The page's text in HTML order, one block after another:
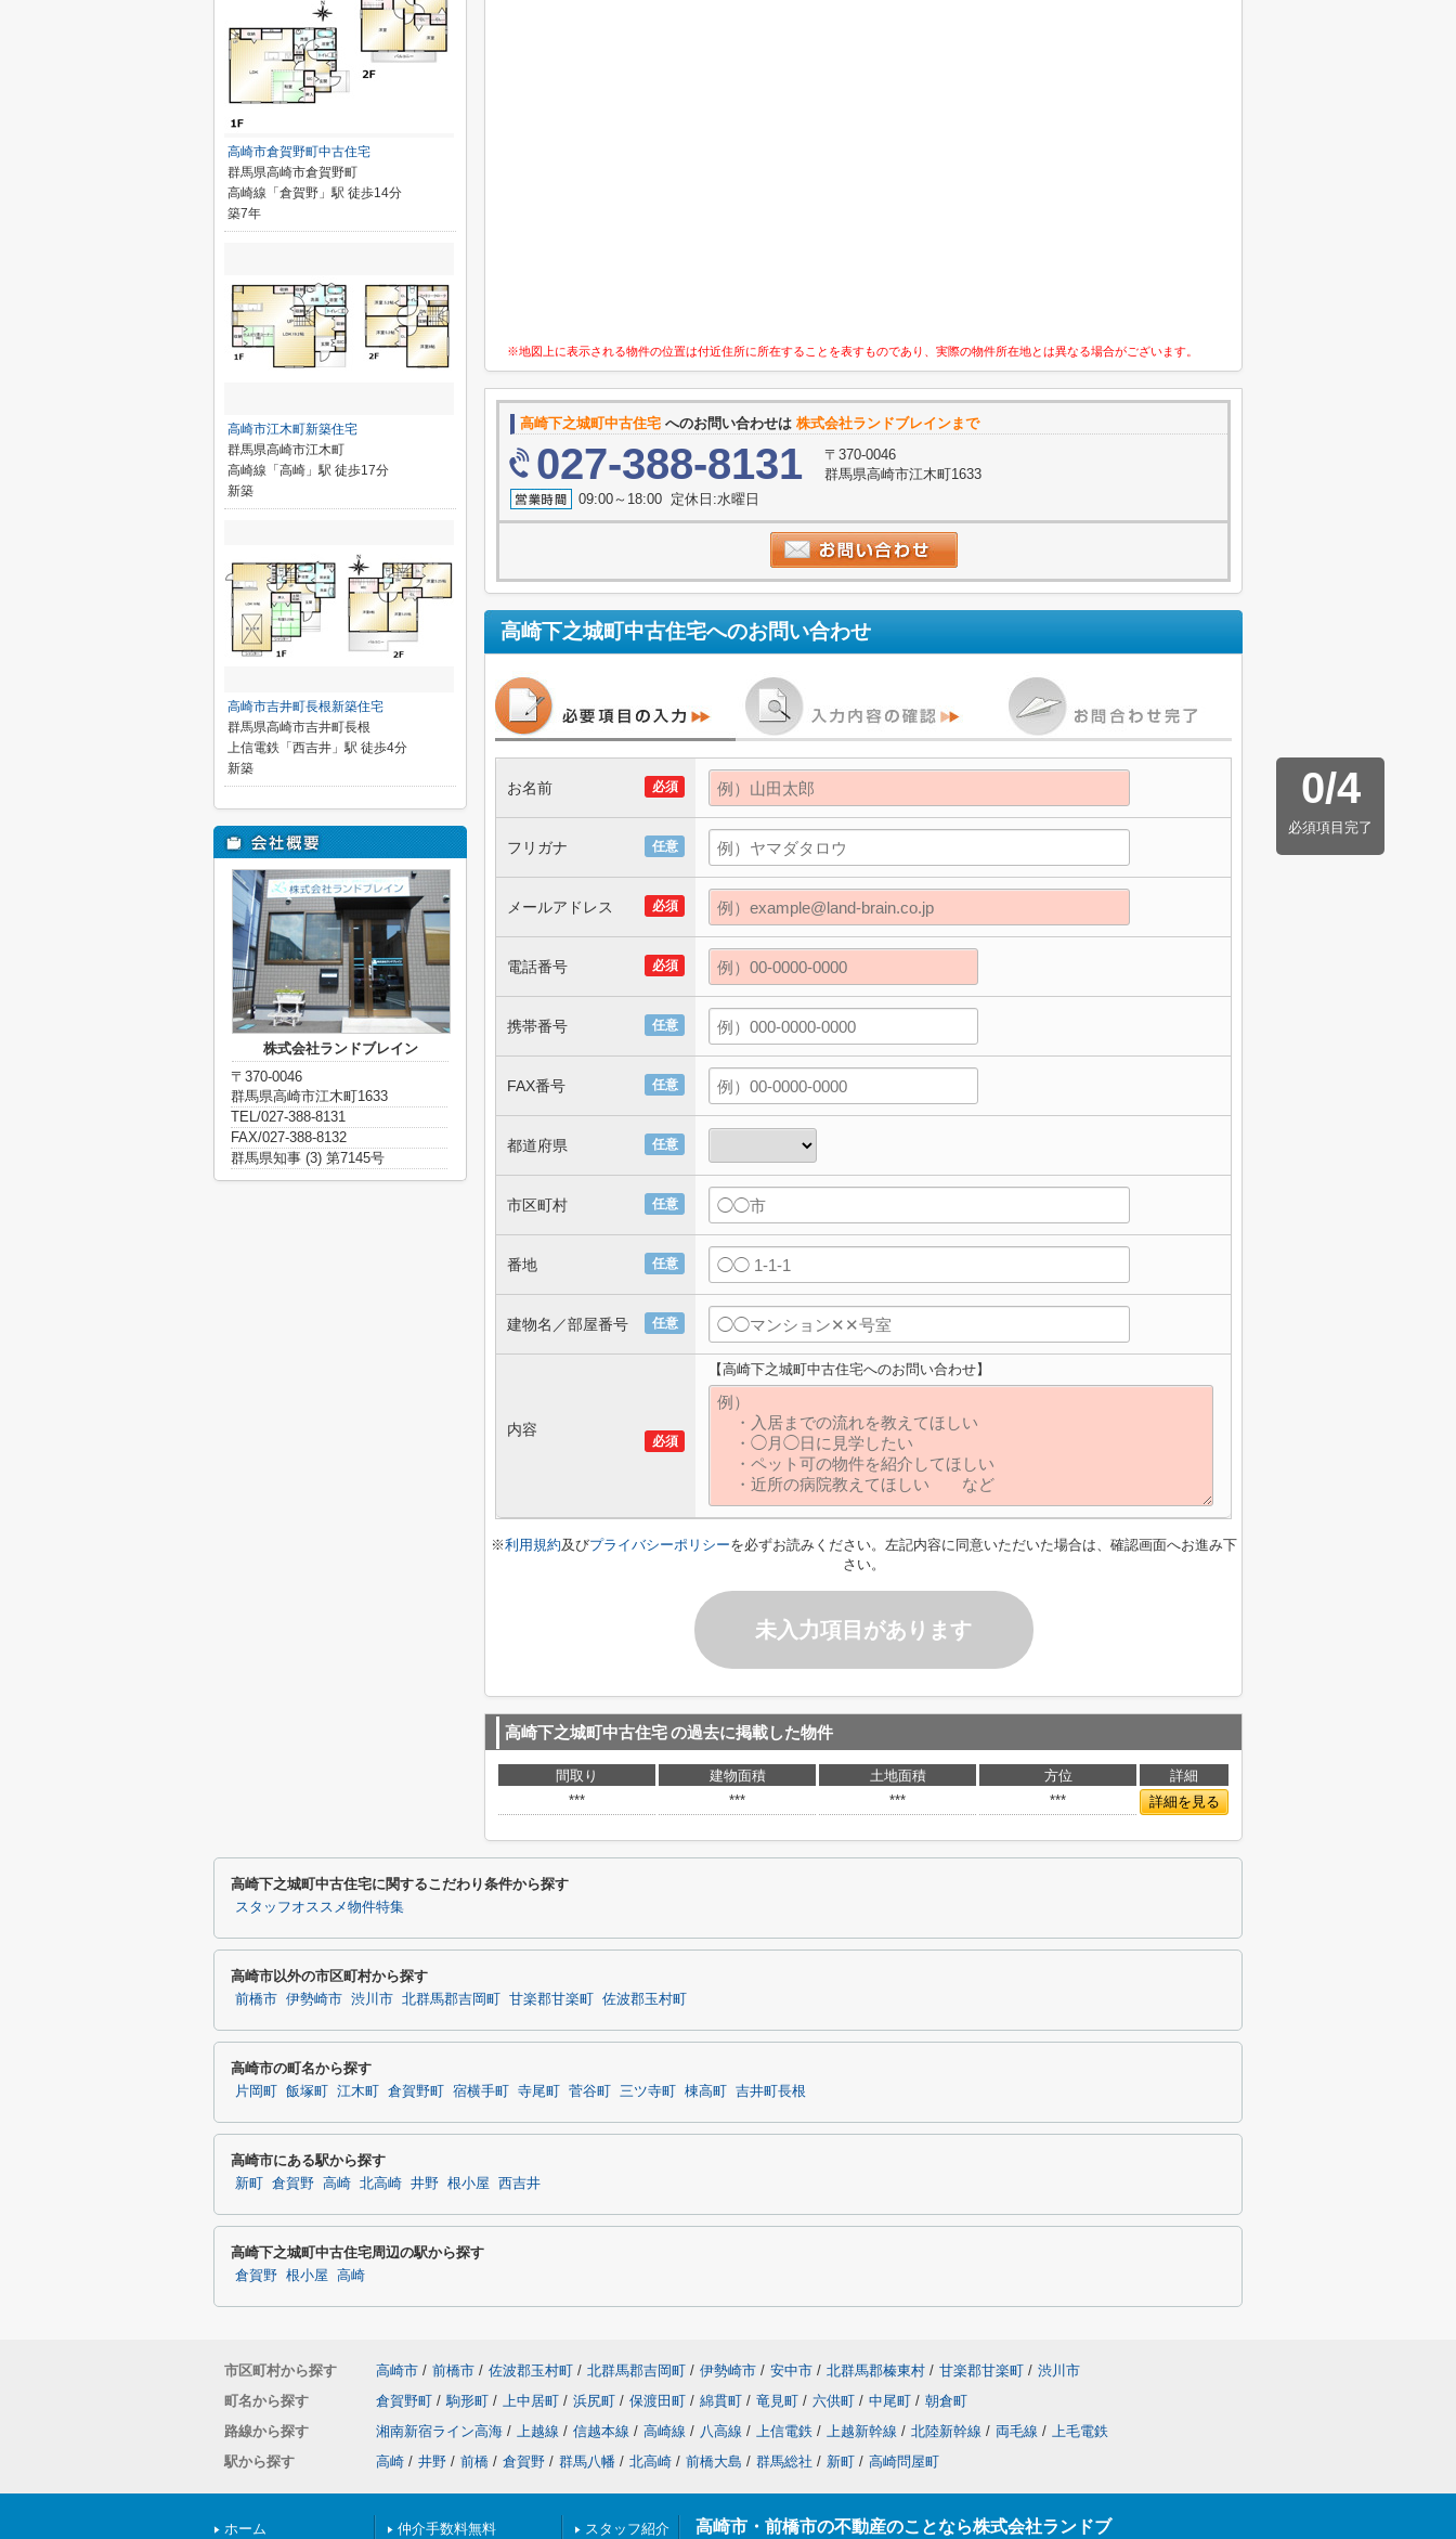
※地図上に表示される物件の位置は付近住所に所在することを表すものであり、実際の物件所在地とは異なる場合がございます。
高崎下之城町中古住宅 へのお問い合わせは 株式会社ランドブレインまで
027-388-8131
〒370-0046
群馬県高崎市江木町1633
09:00～18:00 定休日:水曜日
高崎下之城町中古住宅へのお問い合わせ
0/4
必須項目完了
必須
お名前
任意
フリガナ
必須
メールアドレス
必須
電話番号
任意
携帯番号
任意
FAX番号
任意
都道府県
任意
市区町村
任意
番地
任意
建物名／部屋番号
必須
内容
【高崎下之城町中古住宅へのお問い合わせ】
※利用規約及びプライバシーポリシーを必ずお読みください。左記内容に同意いただいた場合は、確認画面へお進み下
さい。
未入力項目があります
高崎下之城町中古住宅の過去に掲載した物件
間取り 建物面積 土地面積 方位
詳細
***
*** *** *** 詳細を見る
高崎市倉賀野町中古住宅
群馬県高崎市倉賀野町
高崎線「倉賀野」駅 徒歩14分
築7年
高崎市江木町新築住宅
群馬県高崎市江木町
高崎線「高崎」駅 徒歩17分
新築
高崎市吉井町長根新築住宅
群馬県高崎市吉井町長根
上信電鉄「西吉井」駅 徒歩4分
新築
株式会社ランドブレイン
〒370-0046
群馬県高崎市江木町1633
TEL/027-388-8131
FAX/027-388-8132
群馬県知事 (3) 第7145号
高崎下之城町中古住宅に関するこだわり条件から探す
スタッフオススメ物件特集
高崎市以外の市区町村から探す
前橋市 伊勢崎市 渋川市 北群馬郡吉岡町 甘楽郡甘楽町 佐波郡玉村町
高崎市の町名から探す
片岡町 飯塚町 江木町 倉賀野町 宿横手町 寺尾町 菅谷町 三ツ寺町 棟高町 吉井町長根
高崎市にある駅から探す
新町 倉賀野 高崎 北高崎 井野 根小屋 西吉井
高崎下之城町中古住宅周辺の駅から探す
倉賀野 根小屋 高崎
市区町村から探す 高崎市 / 前橋市 / 佐波郡玉村町 / 北群馬郡吉岡町 / 伊勢崎市 / 安中市 / 北群馬郡榛東村 / 甘楽郡甘楽町 / 渋川市
町名から探す
倉賀野町 / 駒形町 / 上中居町 / 浜尻町 / 保渡田町 / 綿貫町 / 竜見町 / 六供町 / 中尾町 / 朝倉町
路線から探す
湘南新宿ライン高海 / 上越線 / 信越本線 / 高崎線 / 八高線 / 上信電鉄 / 上越新幹線 / 北陸新幹線 / 両毛線 / 上毛電鉄
駅から探す
高崎 / 井野 / 前橋 / 倉賀野 / 群馬八幡 / 北高崎 / 前橋大島 / 群馬総社 / 新町 / 高崎問屋町
ホーム 仲介手数料無料 スタッフ紹介 高崎市・前橋市の不動産のことなら株式会社ランドブ